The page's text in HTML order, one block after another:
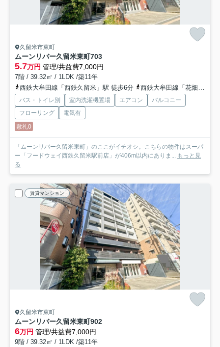
久留米市東町
ムーンリバー久留米東町703
5.7万円 管理/共益費7,000円
7階 / 39.32㎡ / 1LDK /築11年
西鉄大牟田線「西鉄久留米」駅 徒歩6分
西鉄大牟田線「花畑」駅 徒歩11分
バス・トイレ別 室内洗濯機置場 エアコン
バルコニー
フローリング
電気有
敷礼0
「ムーンリバー久留米東町」のここがイチオシ。こちらの物件はスーパ
ー「フードウェイ西鉄久留米駅前店」が406m以内にありま... もっと見
る
賃貸マンション
久留米市東町
ムーンリバー久留米東町902
6万円 管理/共益費7,000円
9階 / 39.32㎡ / 1LDK /築11年